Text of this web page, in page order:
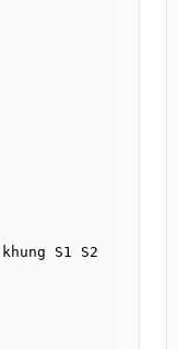
S1 S2